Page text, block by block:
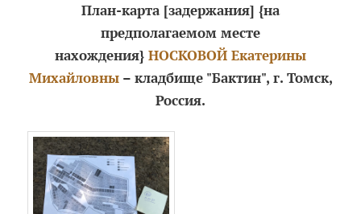
План-карта [задержания] {на
предполагаемом месте
нахождения} НОСКОВОЙ Екатерины
Михайловны– кладбище "Бактин", г. Томск,
Россия.